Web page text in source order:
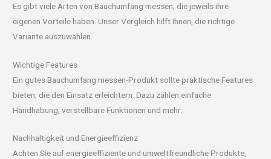
Es gibt viele Arten von Bauchumfang messen, die jeweils ihre
eigenen Vorteile haben. Unser Vergleich hilft Ihnen, die richtige
Variante auszuwählen.
Wichtige Features
Ein gutes Bauchumfang messen-Produkt sollte praktische Features
bieten, die den Einsatz erleichtern. Dazu zählen einfache
Handhabung, verstellbare Funktionen und mehr.
Nachhaltigkeit und Energieeffizienz
Achten Sie auf energieeffiziente und umweltfreundliche Produkte,